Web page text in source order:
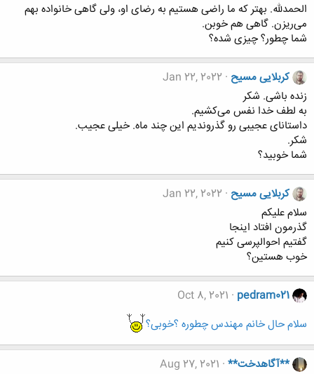
الحمدلله. بهتر که ما راضی هستیم به رضای او، ولی گاهی خانواده بهم
می‌ریزن. گاهی هم خوبن.
شما چطور؟ چیزی شده؟
کربلایی مسیح Jan 22, 2022
زنده باشی. شکر
به لطف خدا نفس می‌کشیم.
داستانای عجیبی رو گذروندیم این چند ماه. خیلی عجیب.
شکر.
شما خوبید؟
کربلایی مسیح Jan 22, 2022
سلام علیکم
گذرمون افتاد اینجا
گفتیم احوالپرسی کنیم
خوب هستین؟
pedram021
Oct 8, 2021
سلام حال خانم مهندس چطوره ؟خوبی؟
**آگاهدخت** Aug 27, 2021